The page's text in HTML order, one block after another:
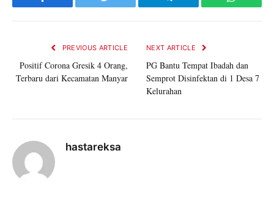
Facebook Twitter Telegram
PREVIOUS ARTICLE
Positif Corona Gresik 4 Orang,
Terbaru dari Kecamatan Manyar
NEXT ARTICLE
PG Bantu Tempat Ibadah dan
Semprot Disinfektan di 1 Desa 7
Kelurahan
hastareksa